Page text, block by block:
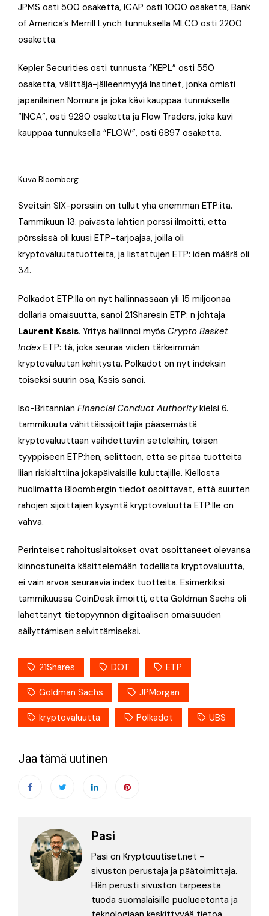
JPMS osti 500 osaketta, ICAP osti 1000 osaketta, Bank
of America’s Merrill Lynch tunnuksella MLCO osti 2200
osaketta.
Kepler Securities osti tunnusta ”KEPL” osti 550
osaketta, välittäjä-jälleenmyyjä Instinet, jonka omisti
japanilainen Nomura ja joka kävi kauppaa tunnuksella
“INCA”, osti 9280 osaketta ja Flow Traders, joka kävi
kauppaa tunnuksella “FLOW”, osti 6897 osaketta.
Kuva Bloomberg
Sveitsin SIX-pörssiin on tullut yhä enemmän ETP:itä.
Tammikuun 13. päivästä lähtien pörssi ilmoitti, että
pörssissä oli kuusi ETP-tarjoajaa, joilla oli
kryptovaluutatuotteita, ja listattujen ETP: iden määrä oli
34.
Polkadot ETP:llä on nyt hallinnassaan yli 15 miljoonaa
dollaria omaisuutta, sanoi 21Sharesin ETP: n johtaja
Laurent Kssis. Yritys hallinnoi myös Crypto Basket
IndexETP: tä, joka seuraa viiden tärkeimmän
kryptovaluutan kehitystä. Polkadot on nyt indeksin
toiseksi suurin osa, Kssis sanoi.
Iso-Britannian Financial Conduct Authoritykielsi 6.
tammikuuta vähittäissijoittajia pääsemästä
kryptovaluuttaan vaihdettaviin seteleihin, toisen
tyyppiseen ETP:hen, selittäen, että se pitää tuotteita
liian riskialttiina jokapäiväisille kuluttajille. Kiellosta
huolimatta Bloombergin tiedot osoittavat, että suurten
rahojen sijoittajien kysyntä kryptovaluutta ETP:lle on
vahva.
Perinteiset rahoituslaitokset ovat osoittaneet olevansa
kiinnostuneita käsittelemään todellista kryptovaluutta,
ei vain arvoa seuraavia index tuotteita. Esimerkiksi
tammikuussa CoinDesk ilmoitti, että Goldman Sachs oli
lähettänyt tietopyynnön digitaalisen omaisuuden
säilyttämisen selvittämiseksi.
21Shares DOT ETP
Goldman Sachs JPMorgan
kryptovaluutta Polkadot UBS
Jaa tämä uutinen
Pasi
Pasi on Kryptouutiset.net -
sivuston perustaja ja päätoimittaja.
Hän perusti sivuston tarpeesta
tuoda suomalaisille puolueetonta ja